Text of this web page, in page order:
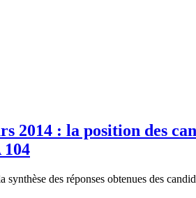
2014 : la position des
des réponses obtenues des